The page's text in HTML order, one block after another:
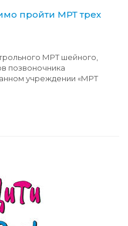
пройти МРТ трех
МРТ шейного,
позвоночника
учреждении «МРТ